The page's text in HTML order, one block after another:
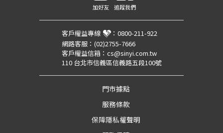
加好友 追蹤我們
客戶權益專線 ： 0800-211-922
網路客服： (02)2755-7666
客戶權益信箱： cs@sinyi.com.tw
110 台北市信義區信義路五段100號
門市據點
服務條款
保障隱私權聲明